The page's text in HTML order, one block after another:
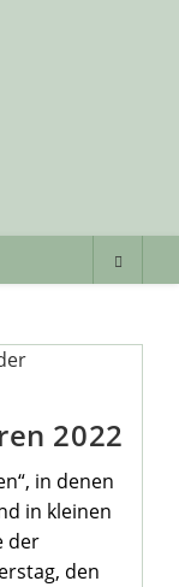
2022
in denen
in kleinen
der
den